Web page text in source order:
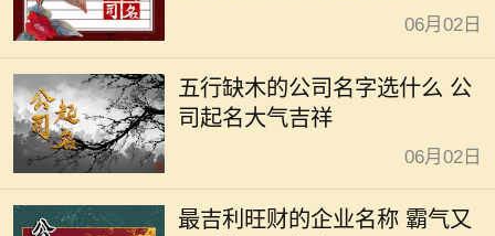
06月02日
五行缺木的公司名字选什么 公
司起名大气吉祥
06月02日
最吉利旺财的企业名称 霸气又